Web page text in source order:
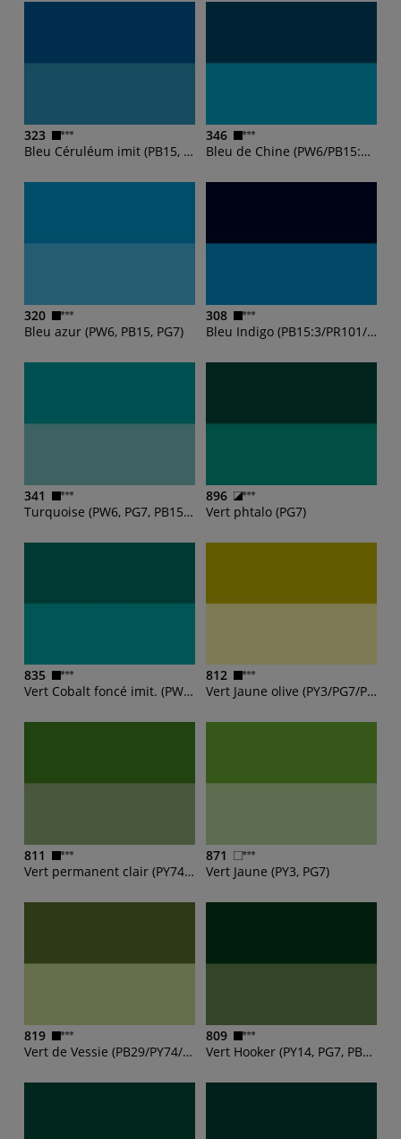
323
Bleu Céruléum imit (PB15, PW6, PG7)
346
Bleu de Chine (PW6/PB15:3/PG7/PBk7)
320
Bleu azur (PW6, PB15, PG7)
308
Bleu Indigo (PB15:3/PR101/PBk7)
341
Turquoise (PW6, PG7, PB15:3)
896
Vert phtalo (PG7)
835
Vert Cobalt foncé imit. (PW6/PY3/PB15:3)
812
Vert Jaune olive (PY3/PG7/PBk7)
811
Vert permanent clair (PY74 , PB15)
871
Vert Jaune (PY3, PG7)
819
Vert de Vessie (PB29/PY74/PBk7)
809
Vert Hooker (PY14, PG7, PBk7)